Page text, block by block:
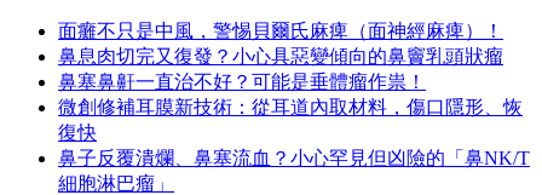
面癱不只是中風，警惕貝爾氏麻痺（面神經麻痺）！
鼻息肉切完又復發？小心具惡變傾向的鼻竇乳頭狀瘤
鼻塞鼻鼾一直治不好？可能是垂體瘤作祟！
微創修補耳膜新技術：從耳道內取材料，傷口隱形、恢
復快
鼻子反覆潰爛、鼻塞流血？小心罕見但凶險的「鼻NK/T
細胞淋巴瘤」